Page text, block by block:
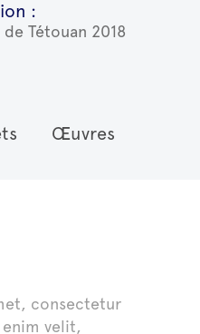
:
Tétouan 2018
Œuvres
consectetur
velit,